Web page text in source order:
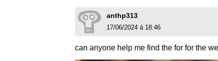
anthp313
17/06/2024 à 18:46
can anyone help me find the for for the